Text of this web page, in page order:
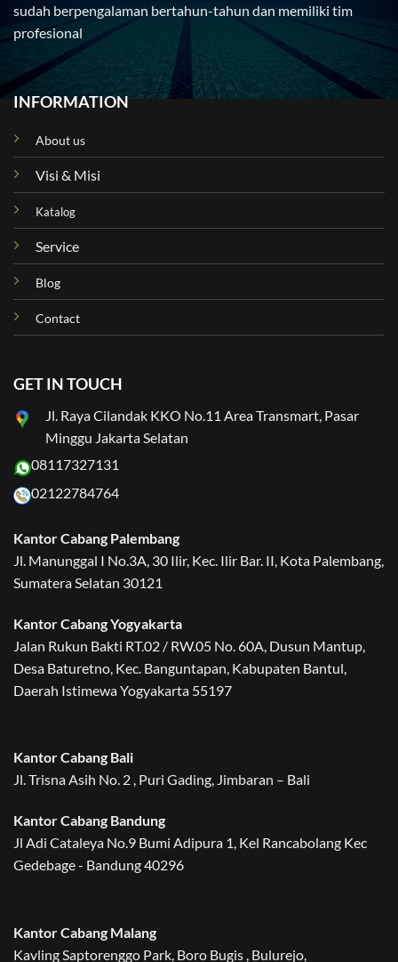
sudah berpengalaman bertahun-tahun dan memiliki tim
profesional
INFORMATION
About us
Visi & Misi
Katalog
Service
Blog
Contact
GET IN TOUCH
Jl. Raya Cilandak KKO No.11 Area Transmart, Pasar
Minggu Jakarta Selatan
08117327131
02122784764
Kantor Cabang Palembang
Jl. Manunggal I No.3A, 30 Ilir, Kec. Ilir Bar. II, Kota Palembang,
Sumatera Selatan 30121
Kantor Cabang Yogyakarta
Jalan Rukun Bakti RT.02 / RW.05 No. 60A, Dusun Mantup,
Desa Baturetno, Kec. Banguntapan, Kabupaten Bantul,
Daerah Istimewa Yogyakarta 55197
Kantor Cabang Bali
Jl. Trisna Asih No. 2 , Puri Gading, Jimbaran – Bali
Kantor Cabang Bandung
Jl Adi Cataleya No.9 Bumi Adipura 1, Kel Rancabolang Kec
Gedebage - Bandung 40296
Kantor Cabang Malang
Kavling Saptorenggo Park, Boro Bugis , Bulurejo,